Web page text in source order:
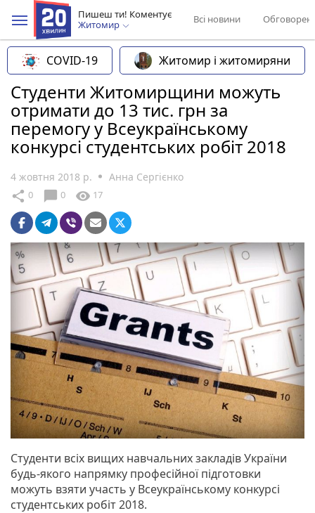
Пишеш ти! Коментує
Житомир
Всі новини
COVID-19 Житомир і житомиряни
Студенти Житомирщини можуть
отримати до 13 тис. грн за
перемогу у Всеукраїнському
конкурсі студентських робіт 2018
4 жовтня 2018 р. Анна Сергієнко
share 0 chat_bubble 0 visibility 17
Студенти всіх вищих навчальних закладів України
будь-якого напрямку професійної підготовки
можуть взяти участь у Всеукраїнському конкурсі
студентських робіт 2018.